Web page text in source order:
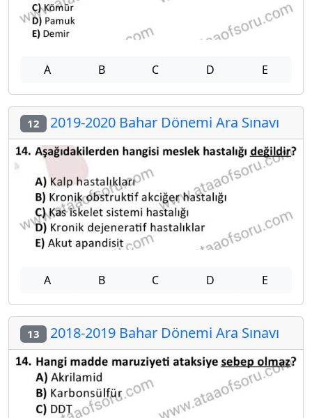
A B C D E
12 2019-2020 Bahar Dönemi Ara Sınavı
A B C D E
13 2018-2019 Bahar Dönemi Ara Sınavı